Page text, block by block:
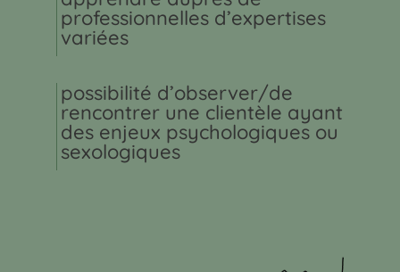
professionnelles d’expertises
variées
possibilité d’observer/de
rencontrer une clientèle ayant
des enjeux psychologiques ou
sexologiques